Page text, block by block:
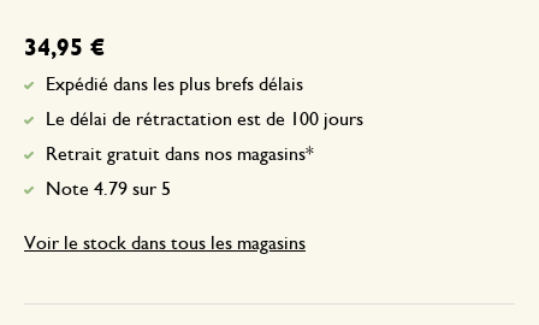
34,95 €
Expédié dans les plus brefs délais
Le délai de rétractation est de 100 jours
Retrait gratuit dans nos magasins*
Note 4.79 sur 5
Voir le stock dans tous les magasins